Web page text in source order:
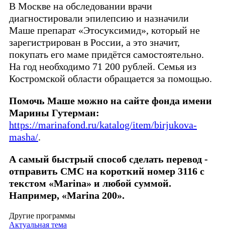
В Москве на обследовании врачи
диагностировали эпилепсию и назначили
Маше препарат «Этосуксимид», который не
зарегистрирован в России, а это значит,
покупать его маме придётся самостоятельно.
На год необходимо 71 200 рублей. Семья из
Костромской области обращается за помощью.
Помочь Маше можно на сайте фонда имени
Марины Гутерман:
https://marinafond.ru/katalog/item/birjukova-
masha/.
А самый быстрый способ сделать перевод -
отправить СМС на короткий номер 3116 с
текстом «Marina» и любой суммой.
Например, «Marina 200».
Другие программы
Актуальная тема